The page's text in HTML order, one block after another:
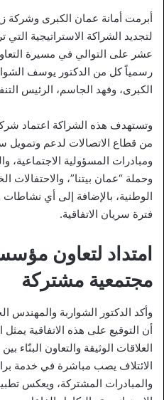
أبرمت أمانة عمان الكبرى وشركة زين
لتجديد الشراكة الاستراتيجية
عشر على التوالي في مسيرة
رسمياً كل من الدكتور يوسف
الكبرى، وفهد الجاسم، الرئيس
وتستهدف هذه الشراكة اعتماد
من قطاع الاتصالات لدعم وتمويل
ومبادرات المسؤولية
وحملة “عمان بيتنا”، والاحتفالات
الوطنية، بالإضافة إلى أي
فترة سريان الاتفاقية.
امتداد لتعاون
مجتمعية مشتركة
وأكد الدكتور الشواربة
أن التوقيع على هذه الاتفاقية
العلاقات الوثيقة والتعاون البنّاء
الائتلاف يصب مباشرة في خدمة
والمبادرات المشتركة، ويعكس